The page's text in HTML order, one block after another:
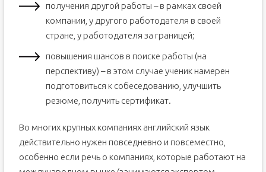
получения другой работы – в рамках своей
компании, у другого работодателя в своей
стране, у работодателя за границей;
повышения шансов в поиске работы (на
перспективу) – в этом случае ученик намерен
подготовиться к собеседованию, улучшить
резюме, получить сертификат.
Во многих крупных компаниях английский язык
действительно нужен повседневно и повсеместно,
особенно если речь о компаниях, которые работают на